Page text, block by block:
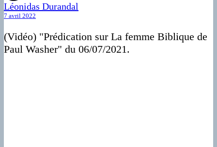
Léonidas Durandal
7 avril 2022
(Vidéo) "Prédication sur La femme Biblique de
Paul Washer" du 06/07/2021.